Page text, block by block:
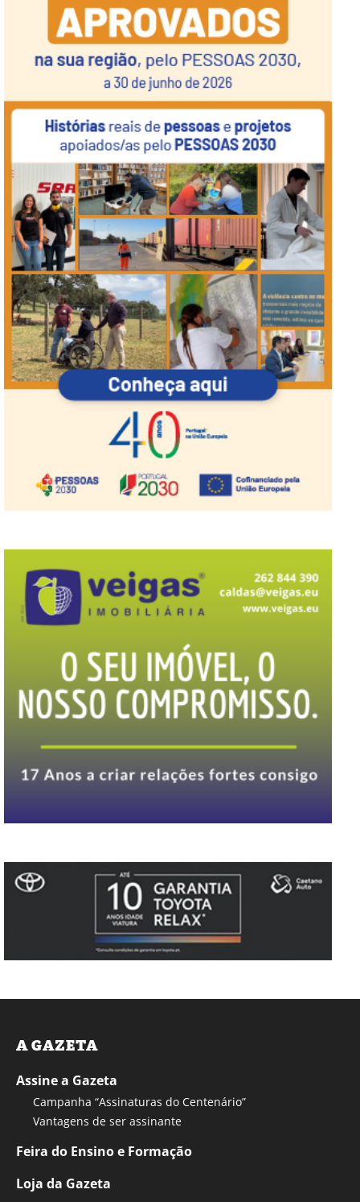
A GAZETA
Assine a Gazeta
Campanha “Assinaturas do Centenário”
Vantagens de ser assinante
Feira do Ensino e Formação
Loja da Gazeta